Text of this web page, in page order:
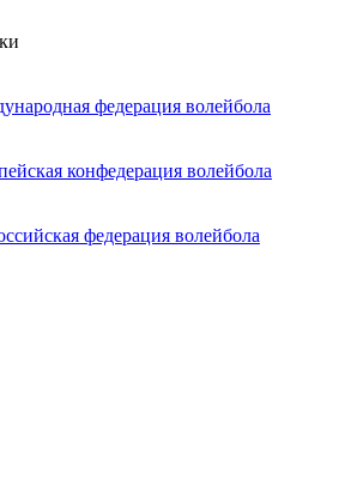
федерация волейбола
конфедерация волейбола
федерация волейбола